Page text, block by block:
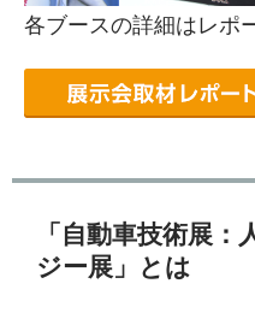
各ブースの詳細はレポ
「自動車技術展
ジー展」とは